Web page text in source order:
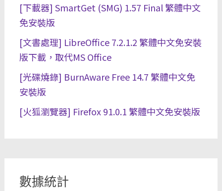
[下載器] SmartGet (SMG) 1.57 Final 繁體中文
免安裝版
[文書處理] LibreOffice 7.2.1.2 繁體中文免安裝
版下載，取代MS Office
[光碟燒錄] BurnAware Free 14.7 繁體中文免
安裝版
[火狐瀏覽器] Firefox 91.0.1 繁體中文免安裝版
數據統計